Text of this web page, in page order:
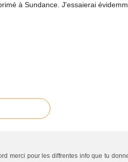
à Sundance. J'essaierai
merci pour les diffrentes info que tu